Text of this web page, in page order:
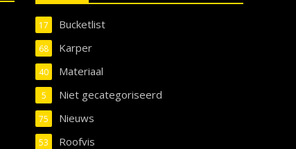
Bucketlist
17
Karper
68
Materiaal
40
Niet gecategoriseerd
5
Nieuws
75
Roofvis
53